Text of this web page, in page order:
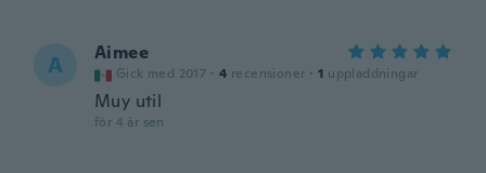
A Aimee
Gick med 2017 · 4 recensioner · 1 uppladdningar
Muy util
för 4 år sen